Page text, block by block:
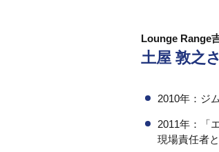
Lounge Range
土屋 敦之
2010年：ジ
2011年：「
現場責任者